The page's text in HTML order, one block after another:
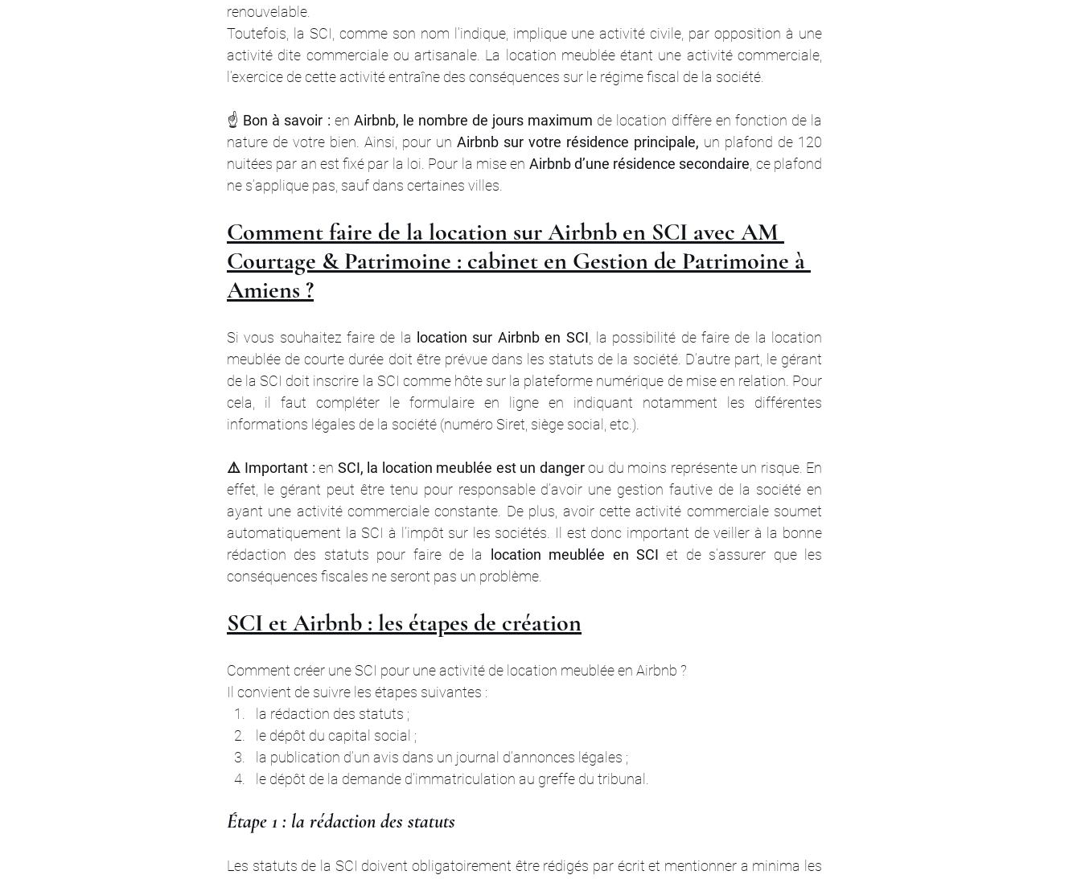
renouvelable.
Toutefois, la SCI, comme son nom l’indique, implique une activité civile, par opposition à une
activité dite commerciale ou artisanale. La location meublée étant une activité commerciale,
l’exercice de cette activité entraîne des conséquences sur le régime fiscal de la société.
☝️ Bon à savoir : en Airbnb, le nombre de jours maximum de location diffère en fonction de la
nature de votre bien. Ainsi, pour un Airbnb sur votre résidence principale, un plafond de 120
nuitées par an est fixé par la loi. Pour la mise en Airbnb d’une résidence secondaire, ce plafond
ne s’applique pas, sauf dans certaines villes.
Comment faire de la location sur Airbnb en SCI avec AM
Courtage & Patrimoine : cabinet en Gestion de Patrimoine à
Amiens ?
Si vous souhaitez faire de la location sur Airbnb en SCI, la possibilité de faire de la location
meublée de courte durée doit être prévue dans les statuts de la société. D’autre part, le gérant
de la SCI doit inscrire la SCI comme hôte sur la plateforme numérique de mise en relation. Pour
cela, il faut compléter le formulaire en ligne en indiquant notamment les différentes
informations légales de la société (numéro Siret, siège social, etc.).
⚠️ Important : en SCI, la location meublée est un danger ou du moins représente un risque. En
effet, le gérant peut être tenu pour responsable d’avoir une gestion fautive de la société en
ayant une activité commerciale constante. De plus, avoir cette activité commerciale soumet
automatiquement la SCI à l’impôt sur les sociétés. Il est donc important de veiller à la bonne
rédaction des statuts pour faire de la
location meublée en SCI et de s’assurer que les
conséquences fiscales ne seront pas un problème.
SCI et Airbnb : les étapes de création
Comment créer une SCI pour une activité de location meublée en Airbnb ?
Il convient de suivre les étapes suivantes :
la rédaction des statuts ;
le dépôt du capital social ;
la publication d’un avis dans un journal d’annonces légales ;
le dépôt de la demande d’immatriculation au greffe du tribunal.
Étape 1 : la rédaction des statuts
Les statuts de la SCI doivent obligatoirement être rédigés par écrit et mentionner a minima les